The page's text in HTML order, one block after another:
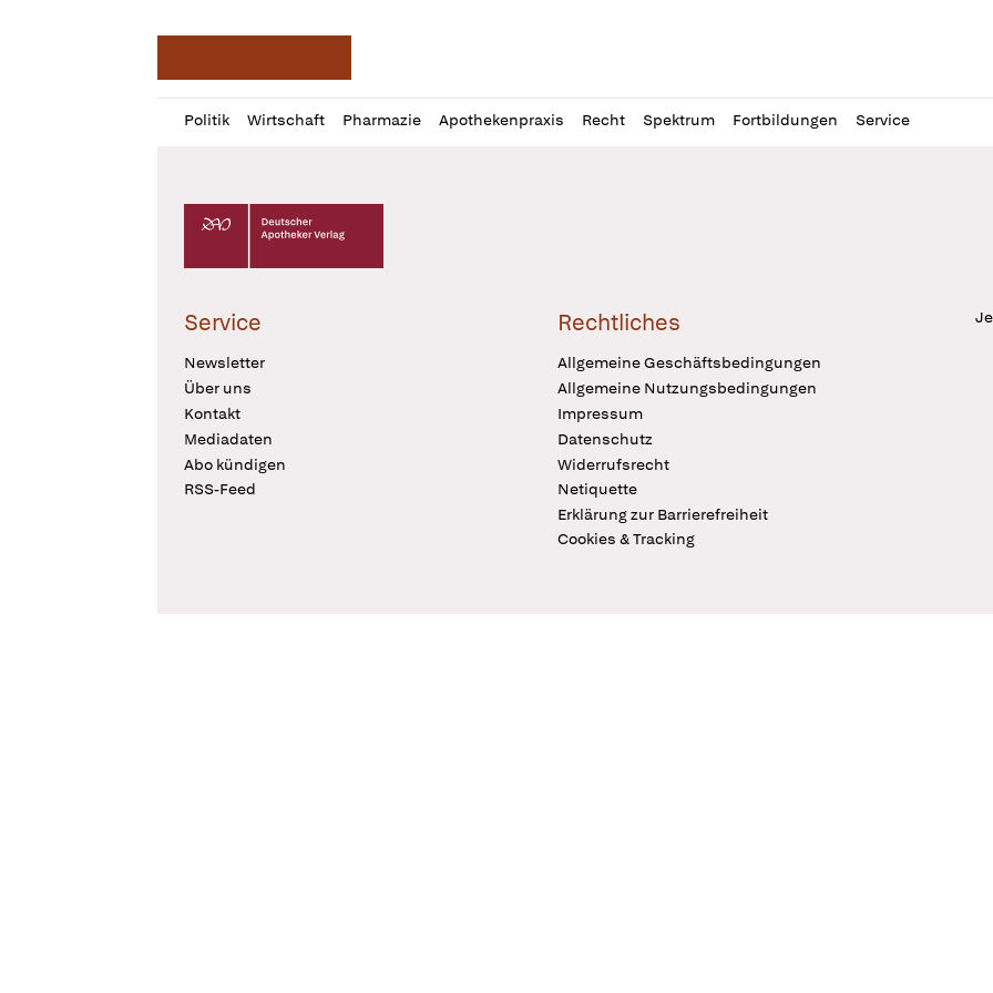
Politik Wirtschaft Pharmazie Apothekenpraxis Recht Spektrum Fortbildungen Service
Profil
öffnen
Daz
Pur
Deutscher Apotheker Verlag Logo
Service
Newsletter
Über uns
Kontakt
Mediadaten
Abo kündigen
RSS-Feed
Rechtliches
Allgemeine Geschäftsbedingungen
Allgemeine Nutzungsbedingungen
Impressum
Datenschutz
Widerrufsrecht
Netiquette
Erklärung zur Barrierefreiheit
Cookies & Tracking